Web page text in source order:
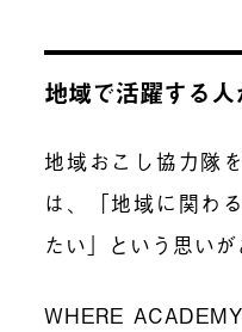
地域で活躍する
地域おこし協力隊
は、「地域に関わ
たい」という思いが
WHERE